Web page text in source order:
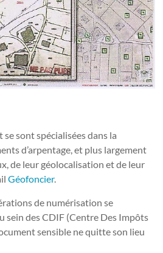
sont spécialisées dans la
d’arpentage, et plus largement
de leur géolocalisation et de leur
Géofoncier.
de numérisation se
sein des CDIF (Centre Des Impôts
sensible ne quitte son lieu